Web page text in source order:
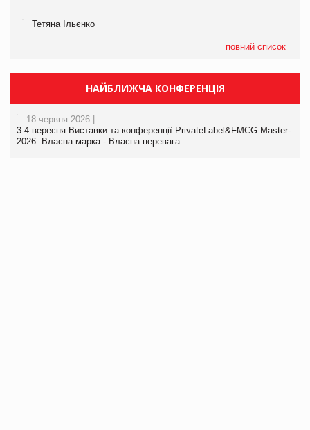
Тетяна Ільєнко
повний список
НАЙБЛИЖЧА КОНФЕРЕНЦІЯ
18 червня 2026 |
3-4 вересня Виставки та конференції PrivateLabel&FMCG Master-
2026: Власна марка - Власна перевага